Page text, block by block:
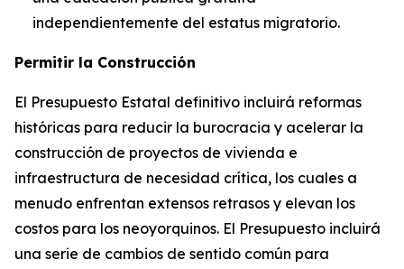
independientemente del estatus migratorio.
Permitir la Construcción
El Presupuesto Estatal definitivo incluirá reformas
históricas para reducir la burocracia y acelerar la
construcción de proyectos de vivienda e
infraestructura de necesidad crítica, los cuales a
menudo enfrentan extensos retrasos y elevan los
costos para los neoyorquinos. El Presupuesto incluirá
una serie de cambios de sentido común para